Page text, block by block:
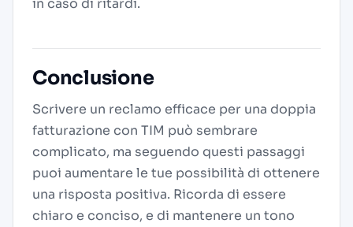
in caso di ritardi.
Conclusione
Scrivere un reclamo efficace per una doppia
fatturazione con TIM può sembrare
complicato, ma seguendo questi passaggi
puoi aumentare le tue possibilità di ottenere
una risposta positiva. Ricorda di essere
chiaro e conciso, e di mantenere un tono